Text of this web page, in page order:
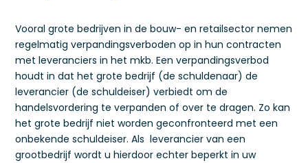
Vooral grote bedrijven in de bouw- en retailsector nemen
regelmatig verpandingsverboden op in hun contracten
met leveranciers in het mkb. Een verpandingsverbod
houdt in dat het grote bedrijf (de schuldenaar) de
leverancier (de schuldeiser) verbiedt om de
handelsvordering te verpanden of over te dragen. Zo kan
het grote bedrijf niet worden geconfronteerd met een
onbekende schuldeiser. Als leverancier van een
grootbedrijf wordt u hierdoor echter beperkt in uw